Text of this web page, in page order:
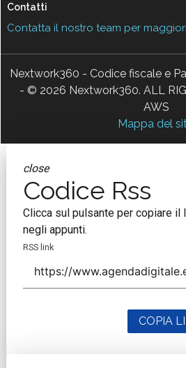
Contatti
Contatta il nostro team per
Nextwork360 - Codice fiscale e
- © 2026 Nextwork360. ALL
AWS
Mappa del
close
Codice Rss
Clicca sul pulsante per copiare il
negli appunti.
RSS link
COPIA